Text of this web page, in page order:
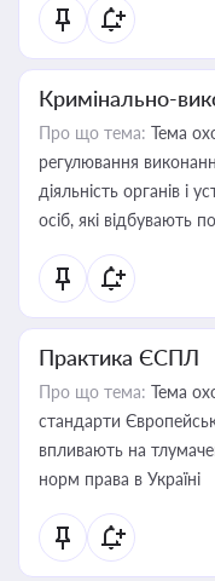
Кримінально-
Про що тема: Тема
регулювання
діяльність органів і
осіб, які відбувають
Практика ЄСПЛ
Про що тема: Тема
стандарти
впливають на
норм права в Україні